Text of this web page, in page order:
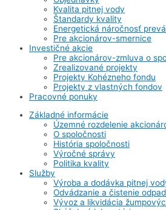
Kvalita pitnej vody
Štandardy kvality
Energetická náročnosť
Pre akcionárov-smernice
Investičné akcie
Pre akcionárov-zmluva o
Zrealizované projekty
Projekty Kohézneho fondu
Projekty z vlastných fondov
Pracovné ponuky
Základné informácie
Územné rozdelenie
O spoločnosti
História spoločnosti
Výročné správy
Politika kvality
Služby
Výroba a dodávka pitnej
Odvádzanie a čistenie
Vývoz a likvidácia